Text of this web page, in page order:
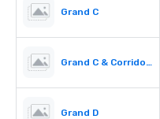
Grand C
Grand C & Corridors
Grand D